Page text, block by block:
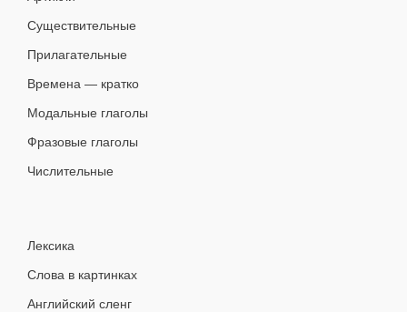
Существительные
Прилагательные
Времена — кратко
Модальные глаголы
Фразовые глаголы
Числительные
Лексика
Слова в картинках
Английский сленг